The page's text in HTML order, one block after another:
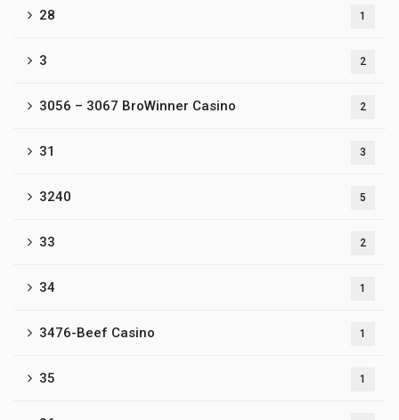
28 1
3 2
3056 – 3067 BroWinner Casino 2
31 3
3240 5
33 2
34 1
3476-Beef Casino 1
35 1